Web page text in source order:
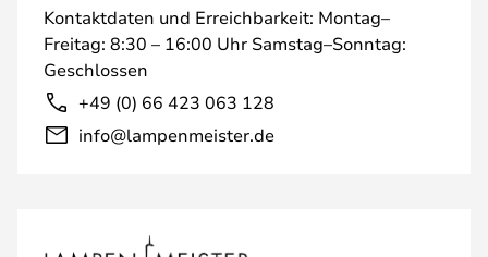
Kontaktdaten und Erreichbarkeit: Montag–
Freitag: 8:30 – 16:00 Uhr Samstag–Sonntag:
Geschlossen
+49 (0) 66 423 063 128
info@lampenmeister.de